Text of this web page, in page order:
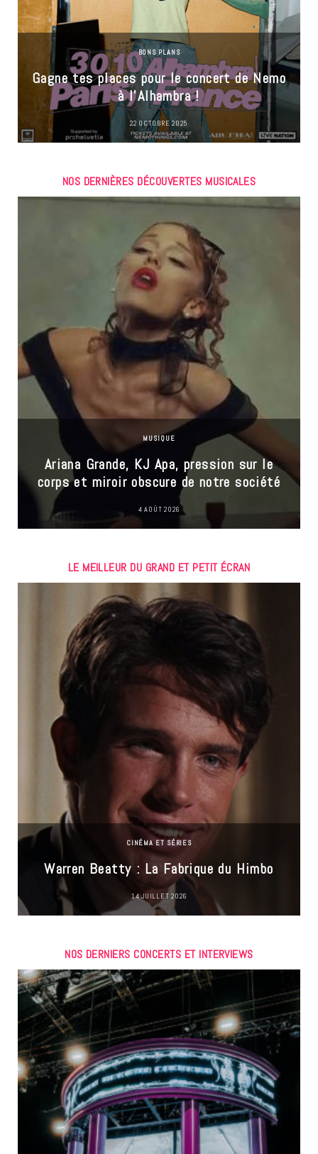
BONS PLANS
Gagne tes places pour le concert de Nemo
à l’Alhambra !
22 OCTOBRE 2025
NOS DERNIÈRES DÉCOUVERTES MUSICALES
MUSIQUE
Ariana Grande, KJ Apa, pression sur le
corps et miroir obscure de notre société
4 AOÛT 2026
LE MEILLEUR DU GRAND ET PETIT ÉCRAN
CINÉMA ET SÉRIES
Warren Beatty : La Fabrique du Himbo
14 JUILLET 2026
NOS DERNIERS CONCERTS ET INTERVIEWS